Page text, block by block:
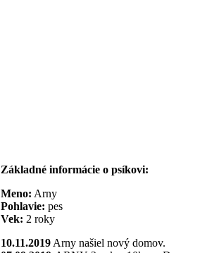
Základné informácie o psíkovi:
Meno: Arny
Pohlavie: pes
Vek: 2 roky
10.11.2019 Arny našiel nový domov.